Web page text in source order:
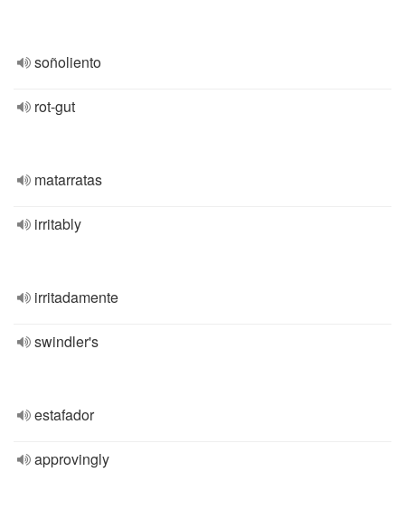
soñoliento
rot-gut
matarratas
irritably
irritadamente
swindler's
estafador
approvingly